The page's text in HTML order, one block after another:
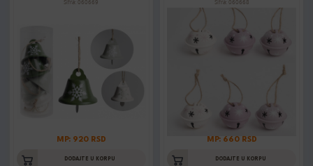
Šifra: 060669
MP: 920 RSD
DODAJTE U KORPU
Šifra: 060668
MP: 660 RSD
DODAJTE U KORPU